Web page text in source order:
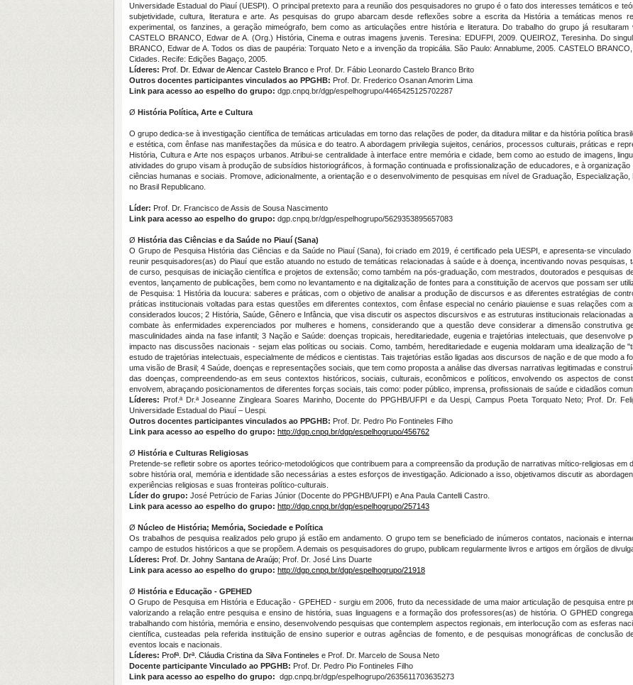
Universidade Estadual do Piauí (UESPI). O principal pretexto para a reunião dos pesquisadores no grupo é o fato dos interesses temáticos e
subjetividade, cultura, literatura e arte. As pesquisas do grupo abarcam desde reflexões sobre a escrita da História a temáticas menos
experimental, os fanzines, a geração mimeógrafo, bem como as articulações entre história e literatura. Do trabalho do grupo já
CASTELO BRANCO, Edwar de A. (Org.) História, Cinema e outras imagens juvenis. Teresina: EDUFPI, 2009. QUEIROZ, Teresinha. Do
BRANCO, Edwar de A. Todos os dias de paupéria: Torquato Neto e a invenção da tropicália. São Paulo: Annablume, 2005. CASTELO
Cidades. Recife: Edições Bagaço, 2005.
Líderes: Prof. Dr. Edwar de Alencar Castelo Branco e Prof. Dr. Fábio Leonardo Castelo Branco Brito
Outros docentes participantes vinculados ao PPGHB: Prof. Dr. Frederico Osanan Amorim Lima
Link para acesso ao espelho do grupo: dgp.cnpq.br/dgp/espelhogrupo/4465425125702287
Ø História Política, Arte e Cultura
O grupo dedica-se à investigação científica de temáticas articuladas em torno das relações de poder, da ditadura militar e da história política
e estética, com ênfase nas manifestações da música e do teatro. A abordagem privilegia sujeitos, cenários, processos culturais, práticas e
História, Cultura e Arte nos espaços urbanos. Atribui-se centralidade à interface entre memória e cidade, bem como ao estudo de imagens,
atividades do grupo visam à produção de subsídios historiográficos, à formação continuada e profissionalização de educadores, e à
ciências humanas e sociais. Promove, adicionalmente, a orientação e o desenvolvimento de pesquisas em nível de Graduação,
no Brasil Republicano.
Líder: Prof. Dr. Francisco de Assis de Sousa Nascimento
Link para acesso ao espelho do grupo: dgp.cnpq.br/dgp/espelhogrupo/5629353895657083
Ø História das Ciências e da Saúde no Piauí (Sana)
O Grupo de Pesquisa História das Ciências e da Saúde no Piauí (Sana), foi criado em 2019, é certificado pela UESPI, e apresenta-se
reunir pesquisadores(as) do Piauí que estão atuando no estudo de temáticas relacionadas à saúde e à doença, incentivando novas pesquisas,
de curso, pesquisas de iniciação científica e projetos de extensão; como também na pós-graduação, com mestrados, doutorados e pesquisas
eventos, lançamento de publicações, bem como no levantamento e na digitalização de fontes para a constituição de acervos que possam ser
de Pesquisa: 1 História da loucura: saberes e práticas, com o objetivo de analisar a produção de discursos e as diferentes estratégias de
práticas institucionais voltadas para estas questões em diferentes contextos, com ênfase especial no cenário piauiense e suas relações com
considerados loucos; 2 História, Saúde, Gênero e Infância, que visa discutir os aspectos discursivos e as estruturas institucionais
combate às enfermidades experenciados por mulheres e homens, considerando que a questão deve considerar a dimensão construtiva
masculinidades ainda na fase infantil; 3 Nação e Saúde: doenças tropicais, hereditariedade, eugenia e trajetórias intelectuais, que
impacto nas discussões nacionais - sejam elas políticas ou sociais. Como, também, hereditariedade e eugenia moldaram uma idealização de
estudo de trajetórias intelectuais, especialmente de médicos e cientistas. Tais trajetórias estão ligadas aos discursos de nação e de que modo a
uma visão de Brasil; 4 Saúde, doenças e representações sociais, que tem como proposta a análise das diversas narrativas legitimadas e
das doenças, compreendendo-as em seus contextos históricos, sociais, culturais, econômicos e políticos, envolvendo os aspectos de
envolvem, abraçando posicionamentos de diferentes forças sociais, tais como: poder público, imprensa, profissionais de saúde e cidadãos
Líderes: Prof.ª Dr.ª Joseanne Zingleara Soares Marinho, Docente do PPGHB/UFPI e da Uespi, Campus Poeta Torquato Neto; Prof. Dr.
Universidade Estadual do Piauí – Uespi.
Outros docentes participantes vinculados ao PPGHB: Prof. Dr. Pedro Pio Fontineles Filho
Link para acesso ao espelho do grupo: http://dgp.cnpq.br/dgp/espelhogrupo/456762
Ø História e Culturas Religiosas
Pretende-se refletir sobre os aportes teórico-metodológicos que contribuem para a compreensão da produção de narrativas mítico-religiosas em
sobre história oral, memória e identidade são necessárias a estes esforços de investigação. Adicionado a isso, objetivamos discutir as
experiências religiosas e suas fronteiras político-culturais.
Líder do grupo: José Petrúcio de Farias Júnior (Docente do PPGHB/UFPI) e Ana Paula Cantelli Castro.
Link para acesso ao espelho do grupo: http://dgp.cnpq.br/dgp/espelhogrupo/257143
Ø Núcleo de História; Memória, Sociedade e Política
Os trabalhos de pesquisa realizados pelo grupo já estão em andamento. O grupo tem se beneficiado de inúmeros contatos, nacionais e
campo de estudos históricos a que se propõem. A demais os pesquisadores do grupo, publicam regularmente livros e artigos em órgãos de
Líderes: Prof. Dr. Johny Santana de Araújo; Prof. Dr. José Lins Duarte
Link para acesso ao espelho do grupo: http://dgp.cnpq.br/dgp/espelhogrupo/21918
Ø História e Educação - GPEHED
O Grupo de Pesquisa em História e Educação - GPEHED - surgiu em 2006, fruto da necessidade de uma maior articulação de pesquisa entre
valorizando a relação entre pesquisa e ensino de história, suas linguagens e a formação dos professores(as) de história. O GPHED
trabalhando com história, memória e ensino, desenvolvendo pesquisas que contemplem aspectos regionais, em interlocução com as esferas
científica, custeadas pela referida instituição de ensino superior e outras agências de fomento, e de pesquisas monográficas de conclusão
eventos locais e nacionais.
Líderes: Profª. Drª. Cláudia Cristina da Silva Fontineles e Prof. Dr. Marcelo de Sousa Neto
Docente participante Vinculado ao PPGHB: Prof. Dr. Pedro Pio Fontineles Filho
Link para acesso ao espelho do grupo: dgp.cnpq.br/dgp/espelhogrupo/2635611703635273